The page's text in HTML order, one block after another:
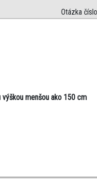
Otázka
menšou ako 150 cm